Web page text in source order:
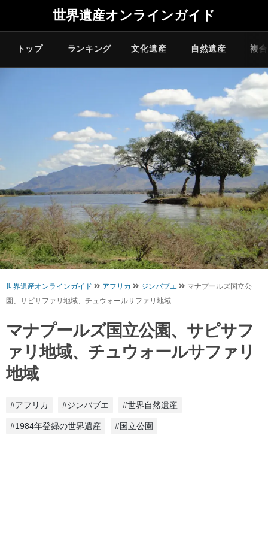
世界遺産オンラインガイド
トップ ランキング 文化遺産 自然遺産 複
世界遺産オンラインガイド アフリカ ジンバブエ
マナプールズ国立公
園、サピサファリ地域、チュウォールサファリ地域
マナプールズ国立公園、サピサフ
ァリ地域、チュウォールサファリ
地域
#アフリカ #ジンバブエ #世界自然遺産
#1984年登録の世界遺産 #国立公園